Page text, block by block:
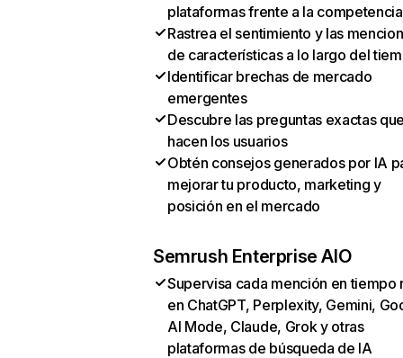
plataformas frente a la competencia
Rastrea el sentimiento y las
de características a lo largo del
Identificar brechas de mercado
emergentes
Descubre las preguntas exactas
hacen los usuarios
Obtén consejos generados por IA
mejorar tu producto, marketing y
posición en el mercado
Semrush Enterprise AIO
Supervisa cada mención en tiempo
en ChatGPT, Perplexity, Gemini,
AI Mode, Claude, Grok y otras
plataformas de búsqueda de IA